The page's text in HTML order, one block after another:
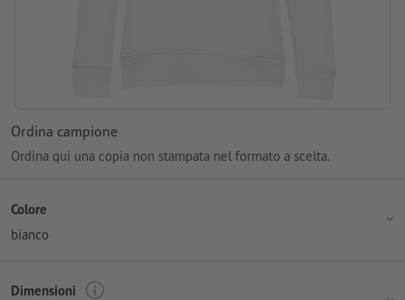
Ordina campione
Ordina qui una copia non stampata nel formato a scelta.
Colore
bianco
Dimensioni